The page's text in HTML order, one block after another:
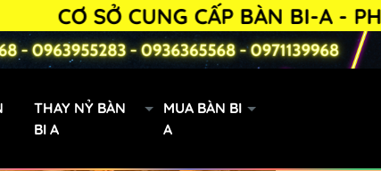
CUNG CẤP BÀN BI-A - PHỤ
THAY NỶ BÀN
BI A
MUA BÀN BI
A